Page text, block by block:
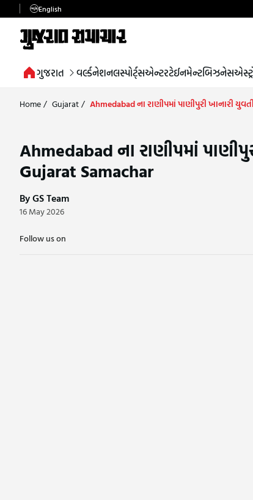
English
ગુજરાત વર્લ્ડનેશનલસ્પોર્ટ્સએન્ટરટેઈનમેન્ટબિઝનેસ
Home/ Gujarat/ Ahmedabad ના રાણીપમાં પાણીપુરી ખાનારી
Ahmedabad ના રાણીપમાં
Gujarat Samachar
By GS Team
16 May 2026
Follow us on